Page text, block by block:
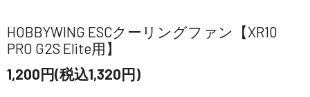
HOBBYWING ESCクーリングファン【XR10
PRO G2S Elite用】
1,200円(税込1,320円)